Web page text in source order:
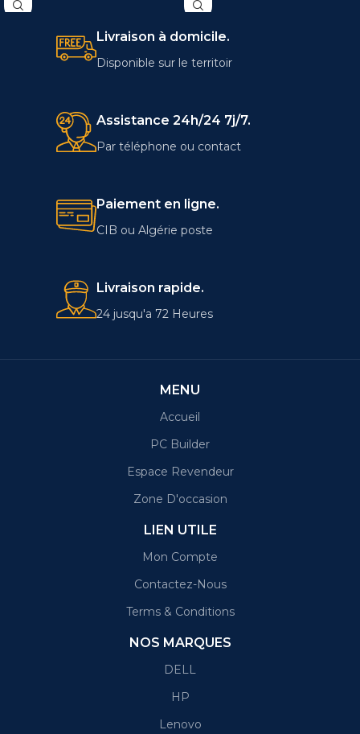
Livraison à domicile.
Disponible sur le territoir
Assistance 24h/24 7j/7.
Par téléphone ou contact
Paiement en ligne.
CIB ou Algérie poste
Livraison rapide.
24 jusqu'a 72 Heures
MENU
Accueil
PC Builder
Espace Revendeur
Zone D'occasion
LIEN UTILE
Mon Compte
Contactez-Nous
Terms & Conditions
NOS MARQUES
DELL
HP
Lenovo